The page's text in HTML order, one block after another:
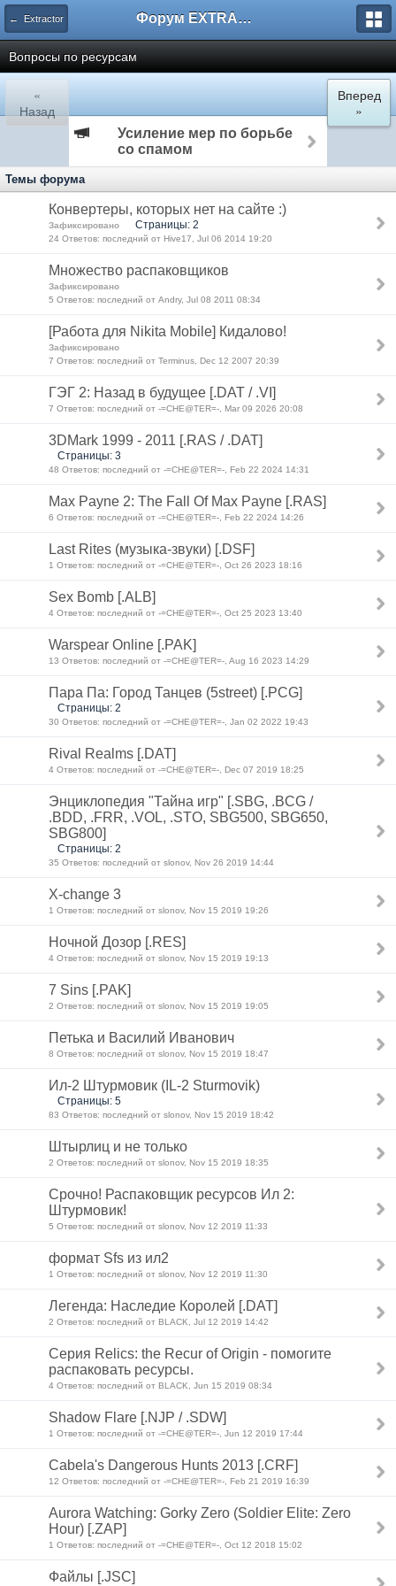
← Extractor Форум EXTRACTOR.ru
Вопросы по ресурсам
«
Назад
Вперед
»
Усиление мер по борьбе
со спамом
Темы форума
Конвертеры, которых нет на сайте :)
Зафиксировано Страницы: 2
24 Ответов: последний от Hive17, Jul 06 2014 19:20
Множество распаковщиков
Зафиксировано
5 Ответов: последний от Andry, Jul 08 2011 08:34
[Работа для Nikita Mobile] Кидалово!
Зафиксировано
7 Ответов: последний от Terminus, Dec 12 2007 20:39
ГЭГ 2: Назад в будущее [.DAT / .VI]
7 Ответов: последний от -=CHE@TER=-, Mar 09 2026 20:08
3DMark 1999 - 2011 [.RAS / .DAT]
Страницы: 3
48 Ответов: последний от -=CHE@TER=-, Feb 22 2024 14:31
Max Payne 2: The Fall Of Max Payne [.RAS]
6 Ответов: последний от -=CHE@TER=-, Feb 22 2024 14:26
Last Rites (музыка-звуки) [.DSF]
1 Ответов: последний от -=CHE@TER=-, Oct 26 2023 18:16
Sex Bomb [.ALB]
4 Ответов: последний от -=CHE@TER=-, Oct 25 2023 13:40
Warspear Online [.PAK]
13 Ответов: последний от -=CHE@TER=-, Aug 16 2023 14:29
Пара Па: Город Танцев (5street) [.PCG]
Страницы: 2
30 Ответов: последний от -=CHE@TER=-, Jan 02 2022 19:43
Rival Realms [.DAT]
4 Ответов: последний от -=CHE@TER=-, Dec 07 2019 18:25
Энциклопедия "Тайна игр" [.SBG, .BCG /
.BDD, .FRR, .VOL, .STO, SBG500, SBG650,
SBG800]
Страницы: 2
35 Ответов: последний от slonov, Nov 26 2019 14:44
X-change 3
1 Ответов: последний от slonov, Nov 15 2019 19:26
Ночной Дозор [.RES]
4 Ответов: последний от slonov, Nov 15 2019 19:13
7 Sins [.PAK]
2 Ответов: последний от slonov, Nov 15 2019 19:05
Петька и Василий Иванович
8 Ответов: последний от slonov, Nov 15 2019 18:47
Ил-2 Штурмовик (IL-2 Sturmovik)
Страницы: 5
83 Ответов: последний от slonov, Nov 15 2019 18:42
Штырлиц и не только
2 Ответов: последний от slonov, Nov 15 2019 18:35
Срочно! Распаковщик ресурсов Ил 2:
Штурмовик!
5 Ответов: последний от slonov, Nov 12 2019 11:33
формат Sfs из ил2
1 Ответов: последний от slonov, Nov 12 2019 11:30
Легенда: Наследие Королей [.DAT]
2 Ответов: последний от BLACK, Jul 12 2019 14:42
Серия Relics: the Recur of Origin - помогите
распаковать ресурсы.
4 Ответов: последний от BLACK, Jun 15 2019 08:34
Shadow Flare [.NJP / .SDW]
1 Ответов: последний от -=CHE@TER=-, Jun 12 2019 17:44
Cabela's Dangerous Hunts 2013 [.CRF]
12 Ответов: последний от -=CHE@TER=-, Feb 21 2019 16:39
Aurora Watching: Gorky Zero (Soldier Elite: Zero
Hour) [.ZAP]
1 Ответов: последний от -=CHE@TER=-, Oct 12 2018 15:02
Файлы [.JSC]